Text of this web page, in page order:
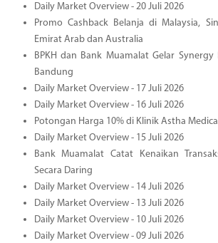
Daily Market Overview - 20 Juli 2026
Promo Cashback Belanja di Malaysia,
Emirat Arab dan Australia
BPKH dan Bank Muamalat Gelar
Bandung
Daily Market Overview - 17 Juli 2026
Daily Market Overview - 16 Juli 2026
Potongan Harga 10% di Klinik Astha
Daily Market Overview - 15 Juli 2026
Bank Muamalat Catat Kenaikan
Secara Daring
Daily Market Overview - 14 Juli 2026
Daily Market Overview - 13 Juli 2026
Daily Market Overview - 10 Juli 2026
Daily Market Overview - 09 Juli 2026